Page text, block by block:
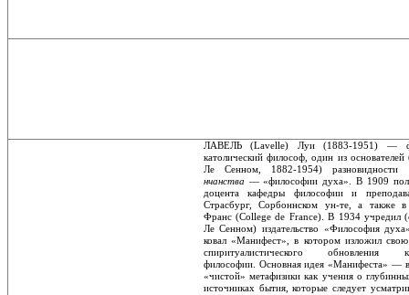
ЛАВЕЛЬ (Lavelle) Луи (1883-1951) —
католический философ, один из
Ле Сенном, 1882-1954) разновидности
нчанства — «философии духа». В 1909
доцента кафедры философии и
Страсбург, Сорбоннском ун-те, а также
Франс (College de France). В 1934 учредил
Ле Сенном) издательство «Философия
ковал «Манифест», в котором изложил
спиритуалистического обновления
философии. Основная идея «Манифеста» —
«чистой» метафизики как учения о
источниках бытия, которые следует